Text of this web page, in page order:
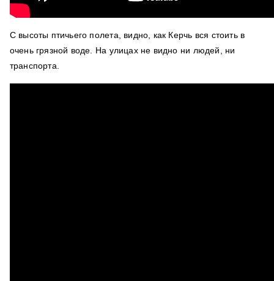
С высоты птичьего полета, видно, как Керчь вся стоить в
очень грязной воде. На улицах не видно ни людей, ни
транспорта.